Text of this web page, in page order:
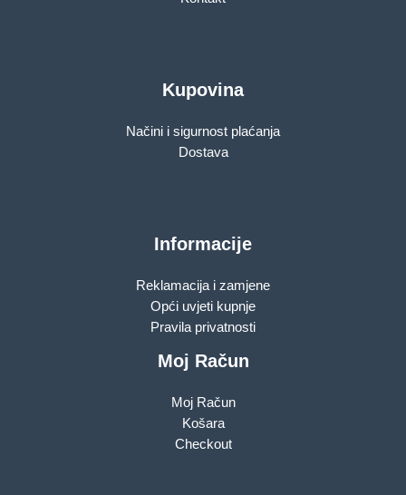
Kupovina
Načini i sigurnost plaćanja
Dostava
Informacije
Reklamacija i zamjene
Opći uvjeti kupnje
Pravila privatnosti
Moj Račun
Moj Račun
Košara
Checkout